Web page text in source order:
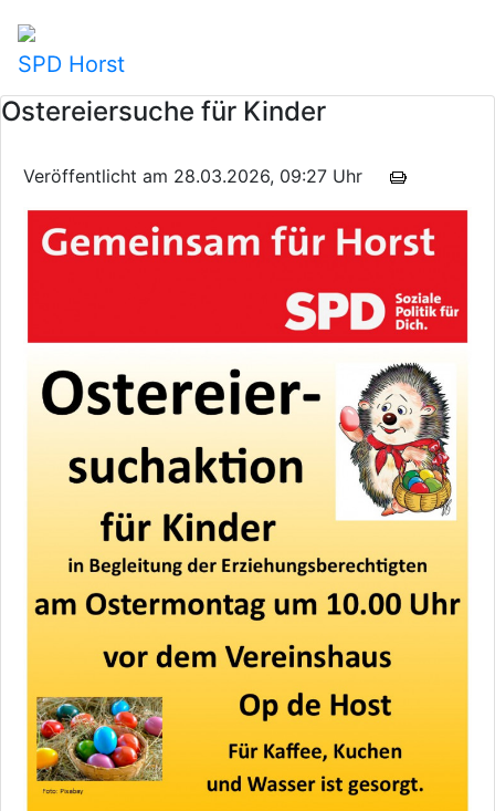
SPD Horst
Ostereiersuche für Kinder
Veröffentlicht am 28.03.2026, 09:27 Uhr